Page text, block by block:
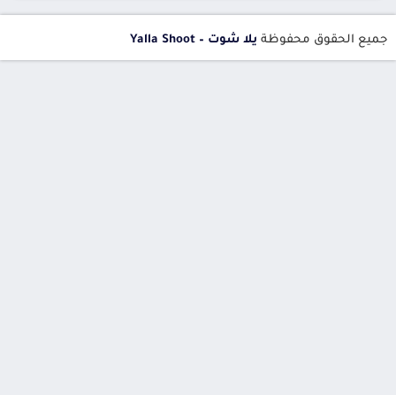
جميع الحقوق محفوظة يلا شوت – Yalla Shoot